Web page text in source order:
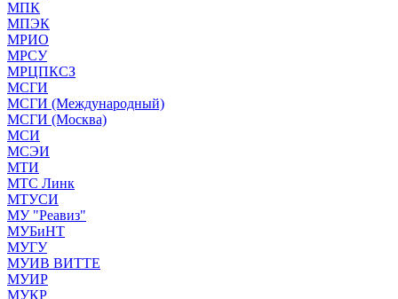
МПК
МПЭК
МРИО
МРСУ
МРЦПКСЗ
МСГИ
МСГИ (Международный)
МСГИ (Москва)
МСИ
МСЭИ
МТИ
МТС Линк
МТУСИ
МУ "Реавиз"
МУБиНТ
МУГУ
МУИВ ВИТТЕ
МУИР
МУКР